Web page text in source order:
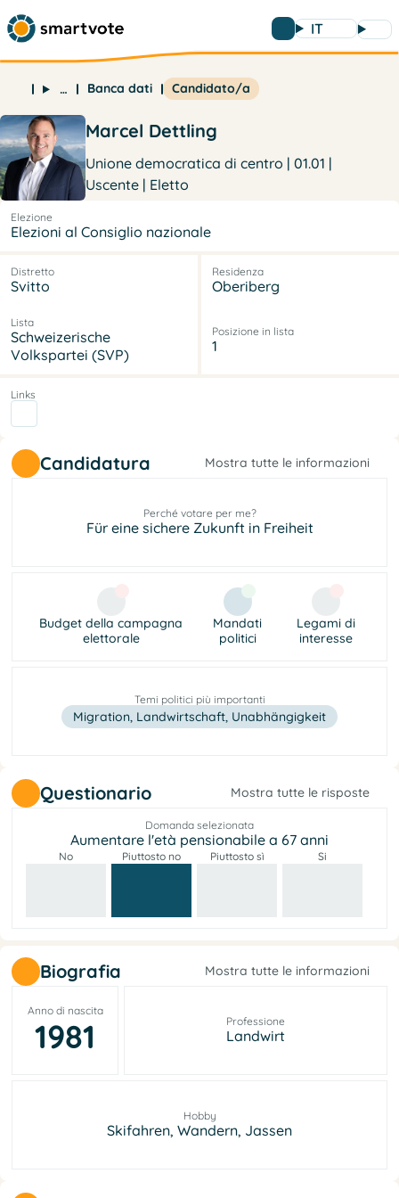
IT
… Banca dati Candidato/a
Marcel Dettling
Unione democratica di centro | 01.01 |
Uscente | Eletto
Elezione
Elezioni al Consiglio nazionale
Distretto
Svitto
Residenza
Oberiberg
Lista
Schweizerische
Volkspartei (SVP)
Posizione in lista
1
Links
Candidatura Mostra tutte le informazioni
Perché votare per me?
Für eine sichere Zukunft in Freiheit
Budget della campagna
elettorale
Mandati
politici
Legami di
interesse
Temi politici più importanti
Migration, Landwirtschaft, Unabhängigkeit
Questionario Mostra tutte le risposte
Domanda selezionata
Aumentare l'età pensionabile a 67 anni
No Piuttosto no Piuttosto sì Si
Biografia Mostra tutte le informazioni
Anno di nascita
1981 Professione
Landwirt
Hobby
Skifahren, Wandern, Jassen